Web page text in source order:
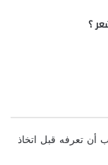
؟
أن تعرفه قبل اتخاذ